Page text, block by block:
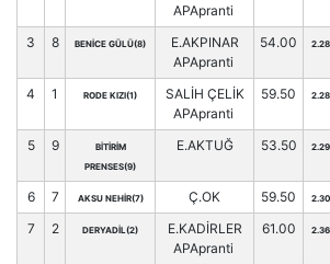
APApranti
3 8 BENİCE GÜLÜ(8)
E.AKPINAR
APApranti
54.00
4 1 RODE KIZI(1)
SALİH ÇELİK
APApranti
59.50
5 9
BİTİRİM
PRENSES(9)
E.AKTUĞ 53.50
6 7 AKSU NEHİR(7) Ç.OK 59.50
7 2 DERYADİL(2)
E.KADİRLER
APApranti
61.00